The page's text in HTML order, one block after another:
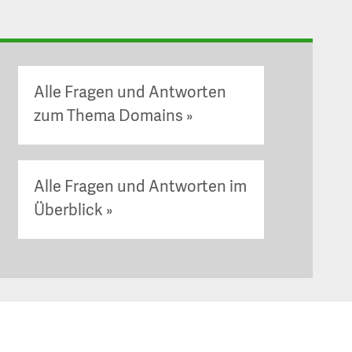
Alle Fragen und Antworten
zum Thema Domains
Alle Fragen und Antworten im
Überblick